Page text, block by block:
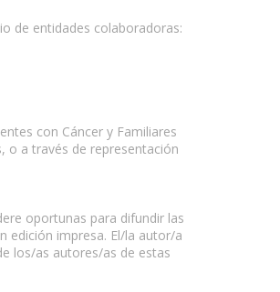
de entidades colaboradoras:
con Cáncer y Familiares
o a través de representación
oportunas para difundir las
edición impresa. El/la autor/a
los/as autores/as de estas